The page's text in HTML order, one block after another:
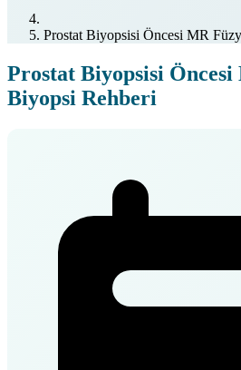
Prostat Biyopsisi Öncesi MR
Prostat Biyopsisi
Biyopsi Rehberi